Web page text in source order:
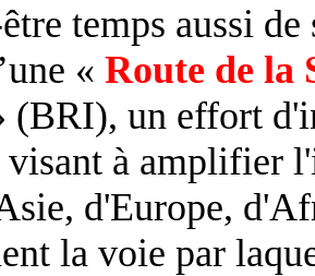
temps aussi
« Route de la
(BRI), un effort
à amplifier
d'Europe,
la voie par